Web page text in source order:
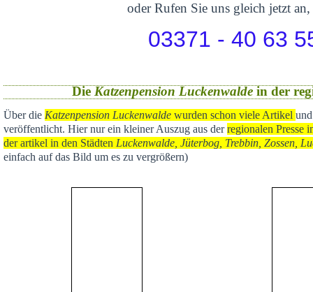
oder Rufen Sie uns gleich jetzt an,
03371 - 40 63
Die Katzenpension Luckenwaldein der
Über die Katzenpension Luckenwalde wurden schon viele Artikel
veröffentlicht. Hier nur ein kleiner Auszug aus derregionalen Presse
der artikel in den Städten Luckenwalde, Jüterbog, Trebbin, Zossen,
einfach auf das Bild um es zu vergrößern)